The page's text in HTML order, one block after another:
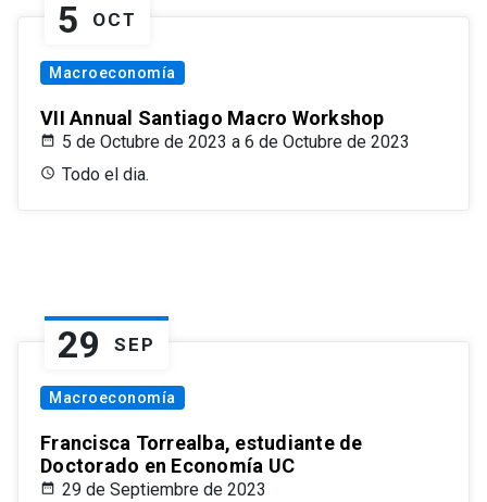
5 OCT
Macroeconomía
VII Annual Santiago Macro Workshop
5 de Octubre de 2023 a 6 de Octubre de 2023
Todo el dia.
29 SEP
Macroeconomía
Francisca Torrealba, estudiante de
Doctorado en Economía UC
29 de Septiembre de 2023